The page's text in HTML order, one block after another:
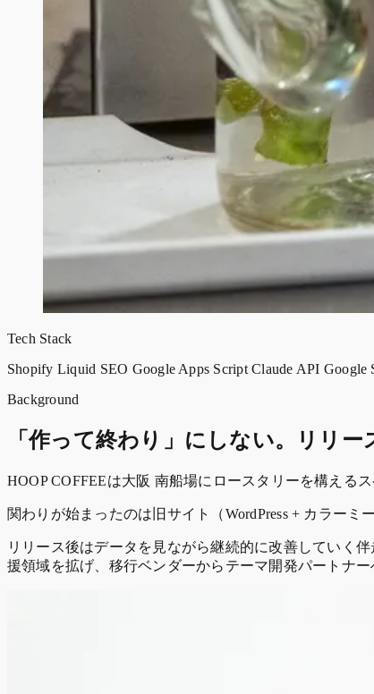
Tech Stack
Shopify Liquid SEO Google Apps ScriptClaude API Google
Background
「作って終わり」にしない。リリー
HOOP COFFEEは大阪 南船場にロースタリーを構える
関わりが始まったのは旧サイト（WordPress + カラー
リリース後はデータを見ながら継続的に改善していく
援領域を拡げ、移行ベンダーからテーマ開発パートナー